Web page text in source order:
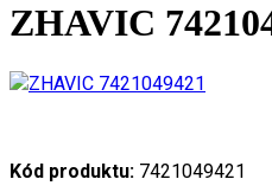
ZHAVIC
Kód produktu: 7421049421